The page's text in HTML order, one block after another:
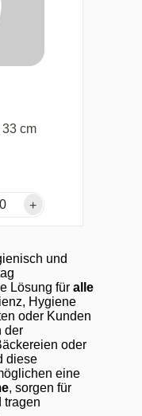
cm
+
und
Lösung für alle
Hygiene
oder Kunden
der
oder
diese
eine
, sorgen für
tragen